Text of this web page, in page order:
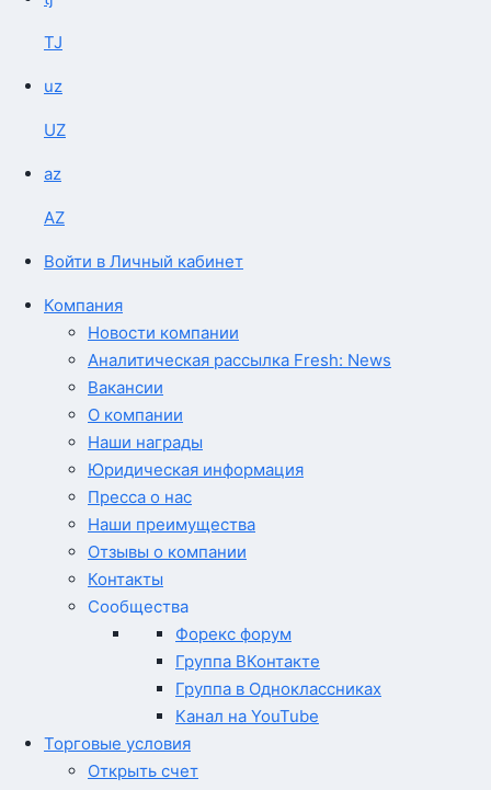
TJ
uz
UZ
az
AZ
Войти в Личный кабинет
Компания
Новости компании
Аналитическая рассылка Fresh: News
Вакансии
О компании
Наши награды
Юридическая информация
Пресса о нас
Наши преимущества
Отзывы о компании
Контакты
Сообщества
Форекс форум
Группа ВКонтакте
Группа в Одноклассниках
Канал на YouTube
Торговые условия
Открыть счет